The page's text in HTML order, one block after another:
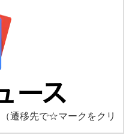
（遷移先で☆マークをクリ